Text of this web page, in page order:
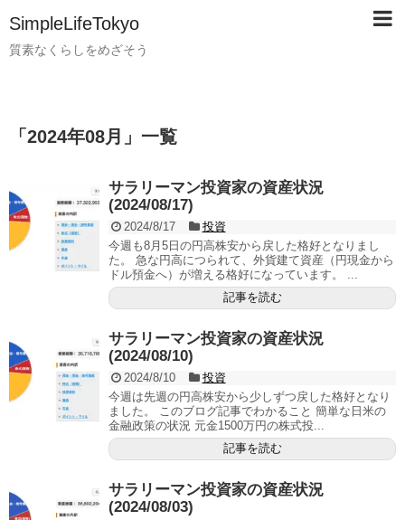
SimpleLifeTokyo
質素なくらしをめざそう
「 2024年08月 」 一覧
サラリーマン投資家の資産状況
(2024/08/17)
2024/8/17
投資
今週も8月5日の円高株安から戻した格好となりまし
た。 急な円高につられて、外貨建て資産（円現金から
ドル預金へ）が増える格好になっています。 ...
記事を読む
サラリーマン投資家の資産状況
(2024/08/10)
2024/8/10
投資
今週は先週の円高株安から少しずつ戻した格好となり
ました。 このブログ記事でわかること 簡単な日米の
金融政策の状況 元金1500万円の株式投...
記事を読む
サラリーマン投資家の資産状況
(2024/08/03)